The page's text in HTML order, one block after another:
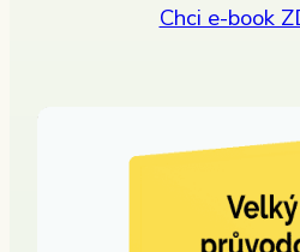
Chci e-book